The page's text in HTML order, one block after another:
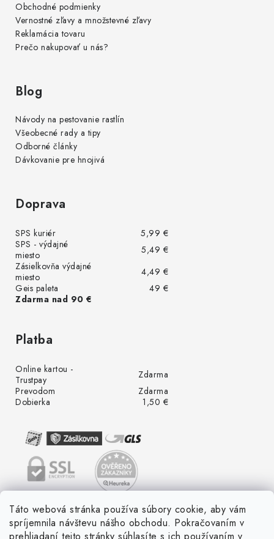
Táto webová stránka používa súbory cookie, aby vám
spríjemnila návštevu nášho obchodu. Pokračovaním v
Obchodné podmienky
Vernostné zľavy a množstevné zľavy
Reklamácia tovaru
Prečo nakupovať u nás?
Blog
Návody na pestovanie rastlín
Všeobecné rady a tipy
Odborné články
Dávkovanie pre hnojivá
Doprava
SPS kuriér
5,99 €
SPS - výdajné
miesto
5,49 €
Zásielkovňa výdajné
miesto
4,49 €
Geis paleta
49 €
Zdarma nad 90 €
Platba
Online kartou -
Trustpay
Zdarma
Prevodom
Zdarma
Dobierka
1,50 €